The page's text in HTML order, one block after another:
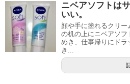
ニベアソフトは
いい。
顔や手に塗れるクリ
の机の上にニベアソフ
めき、仕事帰りにドラ
き...